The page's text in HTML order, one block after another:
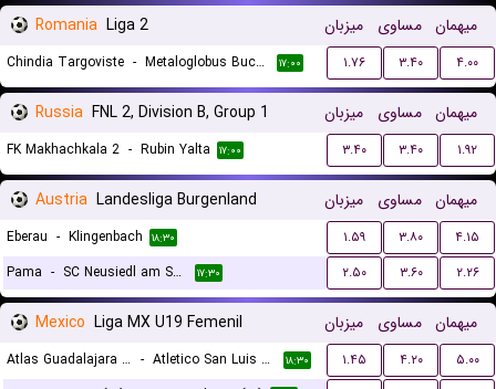
Romania Liga 2 میزبان مساوی میهمان
Chindia Targoviste - Metaloglobus Bucuresti ۱۷:۰۰ ۱.۷۶ ۳.۴۰ ۴.۰۰
Russia FNL 2, Division B, Group 1 میزبان مساوی میهمان
FK Makhachkala 2 - Rubin Yalta ۱۷:۰۰ ۳.۴۰ ۳.۴۰ ۱.۹۲
Austria Landesliga Burgenland میزبان مساوی میهمان
Eberau - Klingenbach ۱۸:۳۰ ۱.۵۹ ۳.۸۰
۴.۱۵
Pama - SC Neusiedl am See 1919 ۱۷:۳۰ ۲.۵۰ ۳.۶۰ ۲.۲۶
Mexico Liga MX U19 Femenil میزبان مساوی میهمان
Atlas Guadalajara U19 (W) - Atletico San Luis U19 (W) ۱۸:۳۰ ۱.۴۵ ۴.۲۰
۵.۰۰